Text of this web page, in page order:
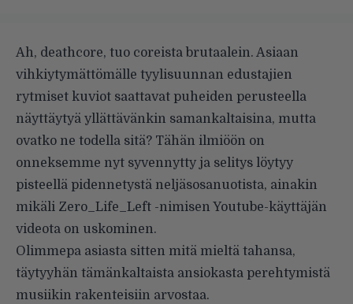
Ah, deathcore, tuo coreista brutaalein. Asiaan
vihkiytymättömälle tyylisuunnan edustajien
rytmiset kuviot saattavat puheiden perusteella
näyttäytyä yllättävänkin samankaltaisina, mutta
ovatko ne todella sitä? Tähän ilmiöön on
onneksemme nyt syvennytty ja selitys löytyy
pisteellä pidennetystä neljäsosanuotista, ainakin
mikäli Zero_Life_Left -nimisen Youtube-käyttäjän
videota on uskominen.
Olimmepa asiasta sitten mitä mieltä tahansa,
täytyyhän tämänkaltaista ansiokasta perehtymistä
musiikin rakenteisiin arvostaa.